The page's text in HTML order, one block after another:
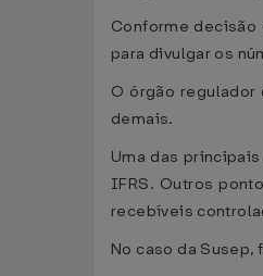
Conforme
para divulgar os
O órgão
demais.
Uma das
IFRS. Outros
recebíveis
No caso da